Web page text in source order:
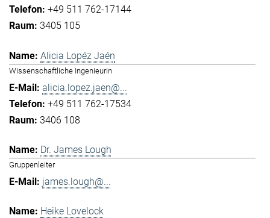
+49 511 762-17144
3405 105
Alicia Lopéz Jaén
Wissenschaftliche Ingenieurin
alicia.lopez.jaen@...
+49 511 762-17534
3406 108
Dr. James Lough
Gruppenleiter
james.lough@...
Heike Lovelock